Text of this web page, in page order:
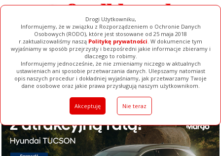
Drogi Użytkowniku,
Informujemy, że w związku z Rozporządzeniem o Ochronie Danych
Osobowych (RODO), które jest stosowane od 25 maja 2018
r.zaktualizowaliśmy naszą Politykę prywatności. W dokumencie tym
wyjaśniamy w sposób przejrzysty i bezpośredni jakie informacje zbieramy i
dlaczego to robimy.
Informujemy jednocześnie, że nie zmieniamy niczego w aktualnych
ustawieniach ani sposobie przetwarzania danych. Ulepszamy natomiast
opis naszych procedur i dokładniej wyjaśniamy, jak przetwarzamy Twoje
dane osobowe oraz jakie prawa przysługują naszym użytkownikom.
Akceptuję Nie teraz
Ogłoszenia Filmy Galerie Baza Firm Pełna Wersja